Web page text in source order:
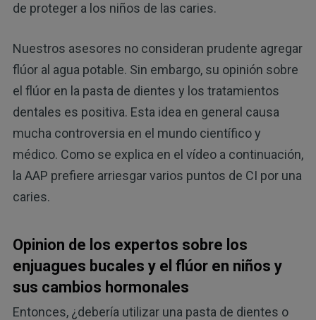
de proteger a los niños de las caries.
Nuestros asesores no consideran prudente agregar
flúor al agua potable. Sin embargo, su opinión sobre
el flúor en la pasta de dientes y los tratamientos
dentales es positiva. Esta idea en general causa
mucha controversia en el mundo científico y
médico. Como se explica en el vídeo a continuación,
la AAP prefiere arriesgar varios puntos de CI por una
caries.
Opinion de los expertos sobre los
enjuagues bucales y el flúor en niños y
sus cambios hormonales
Entonces, ¿debería utilizar una pasta de dientes o